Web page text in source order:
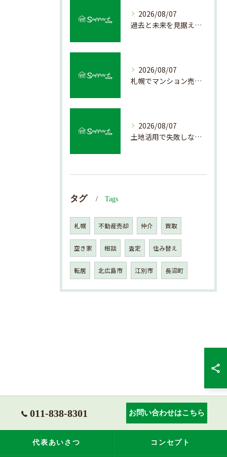
2026/08/07
過去と未来を見据えた戸建て売却の秘訣
2026/08/07
札幌でマンション売却を成功させる査定と価格の見極め方
2026/08/07
土地活用で失敗しない売却準備のポイント
タグ Tags
札幌 不動産売却 仲介 買取
空き家 相談 査定 住み替え
転居 北広島市 江別市 長沼町
011-838-8301 お問い合わせはこちら
代表あいさつ コンセプト